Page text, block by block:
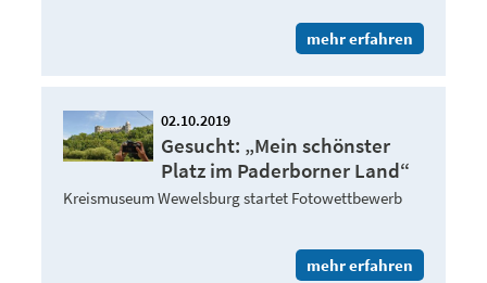
mehr erfahren
02.10.2019
Gesucht: „Mein schönster
Platz im Paderborner Land“
Kreismuseum Wewelsburg startet Fotowettbewerb
mehr erfahren